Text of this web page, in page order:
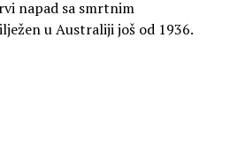
napad sa smrtnim
u Australiji još od 1936.